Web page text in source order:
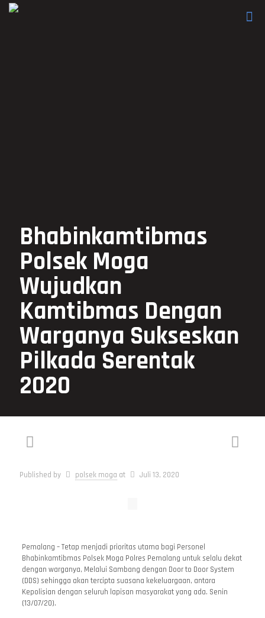
Bhabinkamtibmas
Polsek Moga
Wujudkan
Kamtibmas Dengan
Warganya Sukseskan
Pilkada Serentak
2020
Published by polsek moga at Juli 13, 2020
Pemalang – Tetap menjadi prioritas utama bagi Personel
Bhabinkamtibmas Polsek Moga Polres Pemalang untuk selalu dekat
dengan warganya, Melalui Sambang dengan Door to Door System
(DDS) sehingga akan tercipta suasana kekeluargaan, antara
Kepolisian dengan seluruh lapisan masyarakat yang ada. Senin
(13/07/20).